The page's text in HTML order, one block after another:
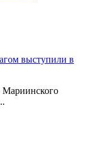
выступили в